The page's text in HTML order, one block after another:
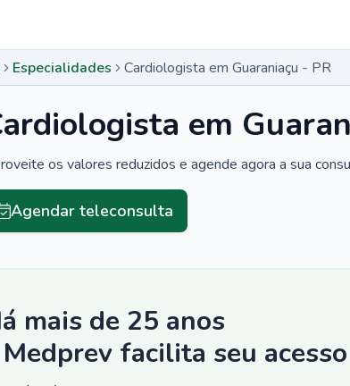
Especialidades Cardiologista em Guaraniaçu - PR
em
os valores reduzidos e agende agora a sua
Agendar teleconsulta
mais de 25 anos
facilita seu